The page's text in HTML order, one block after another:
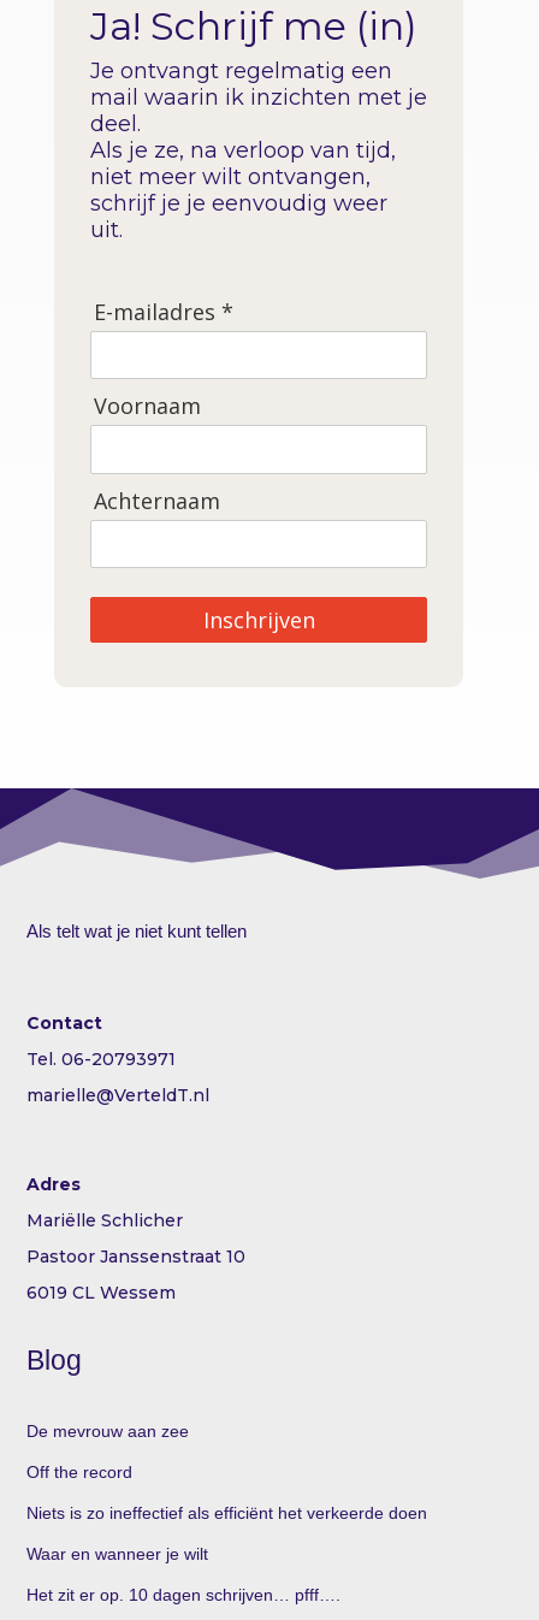
Ja! Schrijf me (in)
Je ontvangt regelmatig een
mail waarin ik inzichten met je
deel.
Als je ze, na verloop van tijd,
niet meer wilt ontvangen,
schrijf je je eenvoudig weer
uit.
E-mailadres *
Voornaam
Achternaam
Inschrijven
Als telt wat je niet kunt tellen
Contact
Tel. 06-20793971
marielle@VerteldT.nl
Adres
Mariëlle Schlicher
Pastoor Janssenstraat 10
6019 CL Wessem
Blog
De mevrouw aan zee
Off the record
Niets is zo ineffectief als efficiënt het verkeerde doen
Waar en wanneer je wilt
Het zit er op. 10 dagen schrijven… pfff….